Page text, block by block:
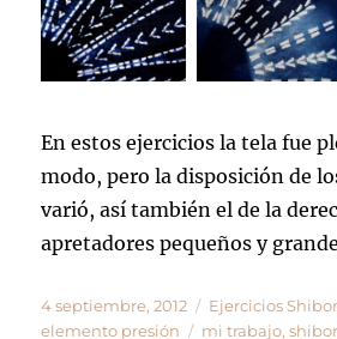
En estos ejercicios la tela fue
modo, pero la disposición de
varió, así también el de la
apretadores pequeños y
Publicado
el
4 septiembre, 2012 Categorías
Ejercicios
elemento presión
Etiquetas
mi trabajo,